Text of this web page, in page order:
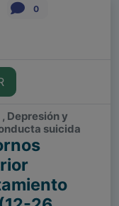
0
Depresión y
suicida